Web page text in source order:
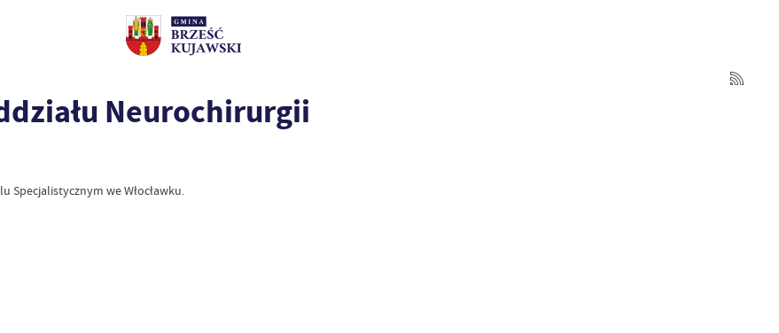
Neurochirurgii
Specjalistycznym we Włocławku.